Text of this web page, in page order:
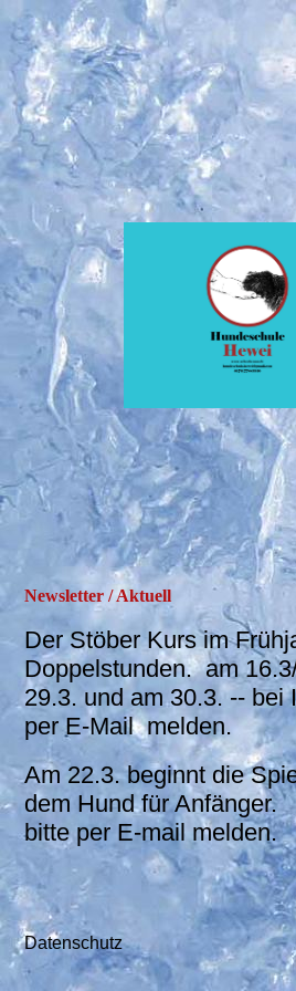
Newsletter / Aktuell
Der Stöber Kurs im
Doppelstunden. am
29.3. und am 30.3. -- bei
per E-Mail melden.
Am 22.3. beginnt die
dem Hund für
bitte per E-mail melden.
Datenschutz